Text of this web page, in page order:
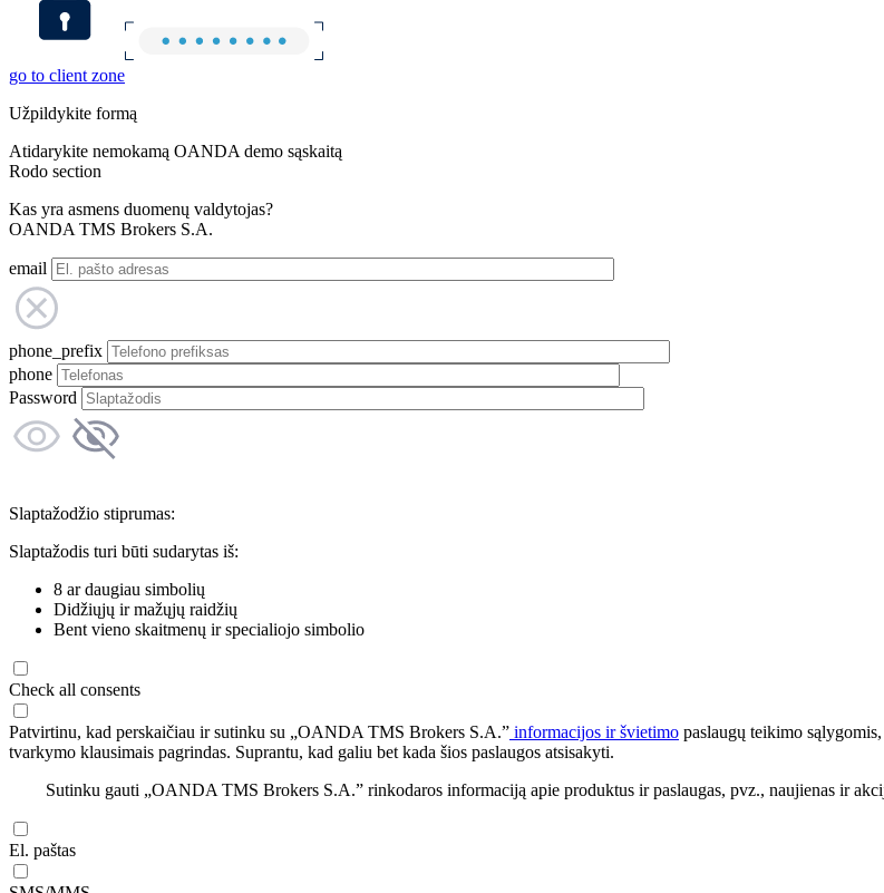
go to client zone
Užpildykite formą
Atidarykite nemokamą OANDA demo sąskaitą
Rodo section
Kas yra asmens duomenų valdytojas?
OANDA TMS Brokers S.A.
email
phone_prefix
phone
Password
Slaptažodžio stiprumas:
Slaptažodis turi būti sudarytas iš:
8 ar daugiau simbolių
Didžiųjų ir mažųjų raidžių
Bent vieno skaitmenų ir specialiojo simbolio
Check all consents
Patvirtinu, kad perskaičiau ir sutinku su „OANDA TMS Brokers S.A.” informacijos ir švietimo paslaugų teikimo
tvarkymo klausimais pagrindas. Suprantu, kad galiu bet kada šios paslaugos atsisakyti.
Sutinku gauti „OANDA TMS Brokers S.A.” rinkodaros informaciją apie produktus ir paslaugas, pvz., naujienas ir
El. paštas